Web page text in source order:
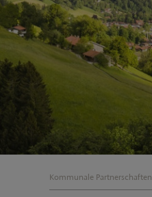
Kommunale Partnerschaften